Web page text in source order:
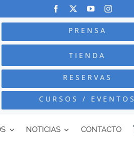
PRENSA
TIENDA
RESERVAS
CURSOS / EVENTOS
NOTICIAS CONTACTO